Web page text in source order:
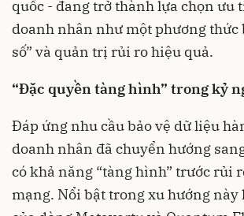
quốc - đang trở thành lựa chọn ưu
doanh nhân như một phương thức
số” và quản trị rủi ro hiệu quả.
“Đặc quyền tàng hình” trong kỷ
Đáp ứng nhu cầu bảo vệ dữ liệu
doanh nhân đã chuyển hướng
có khả năng “tàng hình” trước rủi
mạng. Nổi bật trong xu hướng này